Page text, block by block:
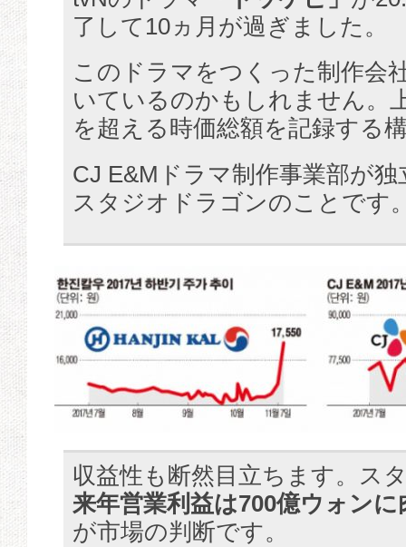
了して10ヵ月が過ぎました。
このドラマをつくった制作会
いているのかもしれません。
を超える時価総額を記録する
CJ E&Mドラマ制作事業部が
スタジオドラゴンのことです
収益性も断然目立ちます。ス
来年営業利益は700億ウォンに
が市場の判断です。